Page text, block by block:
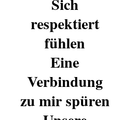
respektiert
fühlen
Eine
Verbindung
zu mir spüren